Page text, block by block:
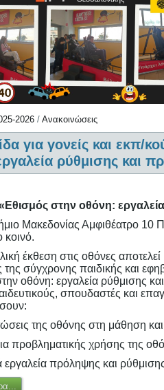
2026 /Ανακοινώσεις
για γονείς και εκπ/
ρύθμισης και
στην οθόνη:
Μακεδονίας Αμφιθέατρο
κοινό.
έκθεση στις οθόνες αποτελεί
της σύγχρονης παιδικής και
οθόνη: εργαλεία ρύθμισης
σπουδαστές και
της οθόνης στη μάθηση
προβληματικής χρήσης της
εργαλεία πρόληψης και